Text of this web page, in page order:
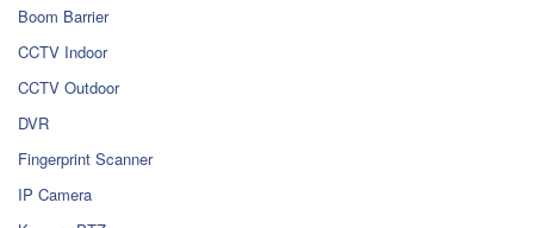
Boom Barrier
CCTV Indoor
CCTV Outdoor
DVR
Fingerprint Scanner
IP Camera